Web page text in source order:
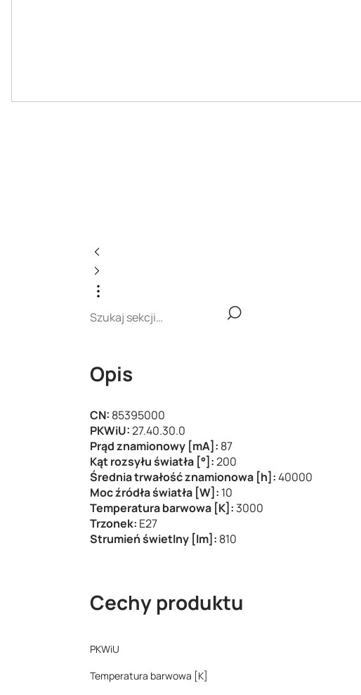
Opis
CN: 85395000
PKWiU:27.40.30.0
Prąd znamionowy [mA]: 87
Kąt rozsyłu światła [°]:200
Średnia trwałość znamionowa [h]:40000
Moc źródła światła [W]: 10
Temperatura barwowa [K]: 3000
Trzonek: E27
Strumień świetlny [lm]: 810
Cechy produktu
PKWiU
Temperatura barwowa [K]